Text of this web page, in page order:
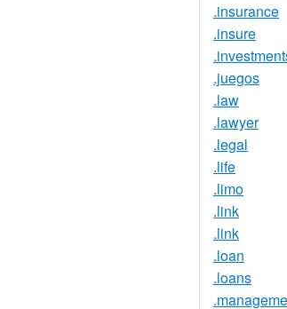
.insurance
.insure
.juegos
.law
.lawyer
.legal
.life
.limo
.link
.link
.loan
.loans